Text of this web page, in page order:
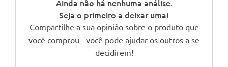
Ainda não há nenhuma análise.
Seja o primeiro a deixar uma!
Compartilhe a sua opinião sobre o produto que
você comprou - você pode ajudar os outros a se
decidirem!